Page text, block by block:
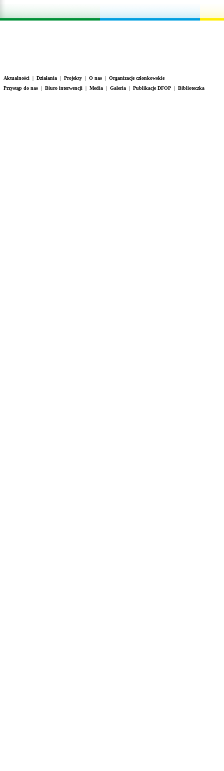
Aktualności Działania Projekty O nas
Organizacje członkowskie
Przystąp do nas
Biuro interwencji Media Galeria Publikacje DFOP Biblioteczka